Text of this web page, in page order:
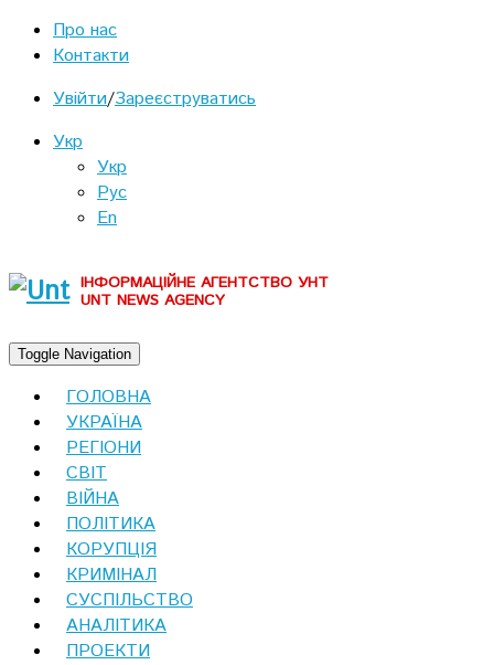
Про нас
Контакти
Увійти/Зареєструватись
Укр
Укр
Рус
En
ІНФОРМАЦІЙНЕ АГЕНТСТВО УНТ
UNT NEWS AGENCY
Toggle Navigation
ГОЛОВНА
УКРАЇНА
РЕГІОНИ
СВІТ
ВІЙНА
ПОЛІТИКА
КОРУПЦІЯ
КРИМІНАЛ
СУСПІЛЬСТВО
АНАЛІТИКА
ПРОЕКТИ